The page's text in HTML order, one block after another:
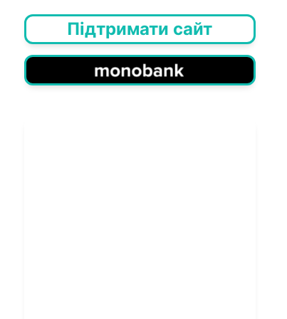
Підтримати сайт